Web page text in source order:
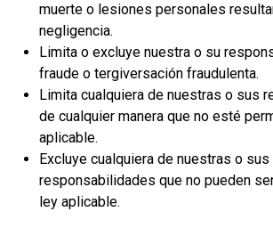
muerte o lesiones personales
negligencia.
Limita o excluye nuestra o su
fraude o tergiversación fraudulenta.
Limita cualquiera de nuestras o sus
de cualquier manera que no esté
aplicable.
Excluye cualquiera de nuestras o sus
responsabilidades que no pueden
ley aplicable.